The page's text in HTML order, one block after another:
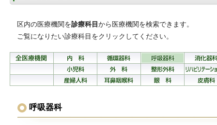
区内の医療機関を診療科目から医療機関を検索できます。
ご覧になりたい診療科目をクリックしてください。
呼吸器科